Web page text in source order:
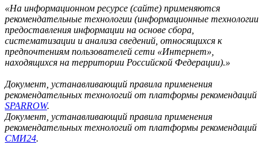
«На информационном ресурсе (сайте) применяются
рекомендательные технологии (информационные технологии
предоставления информации на основе сбора,
систематизации и анализа сведений, относящихся к
предпочтениям пользователей сети «Интернет»,
находящихся на территории Российской Федерации).»
Документ, устанавливающий правила применения
рекомендательных технологий от платформы рекомендаций
SPARROW.
Документ, устанавливающий правила применения
рекомендательных технологий от платформы рекомендаций
СМИ24.